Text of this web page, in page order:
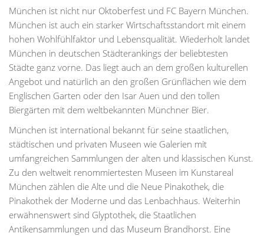
München ist nicht nur Oktoberfest und FC Bayern München.
München ist auch ein starker Wirtschaftsstandort mit einem
hohen Wohlfühlfaktor und Lebensqualität. Wiederholt landet
München in deutschen Städterankings der beliebtesten
Städte ganz vorne. Das liegt auch an dem großen kulturellen
Angebot und natürlich an den großen Grünflächen wie dem
Englischen Garten oder den Isar Auen und den tollen
Biergärten mit dem weltbekannten Münchner Bier.
München ist international bekannt für seine staatlichen,
städtischen und privaten Museen wie Galerien mit
umfangreichen Sammlungen der alten und klassischen Kunst.
Zu den weltweit renommiertesten Museen im Kunstareal
München zählen die Alte und die Neue Pinakothek, die
Pinakothek der Moderne und das Lenbachhaus. Weiterhin
erwähnenswert sind Glyptothek, die Staatlichen
Antikensammlungen und das Museum Brandhorst. Eine